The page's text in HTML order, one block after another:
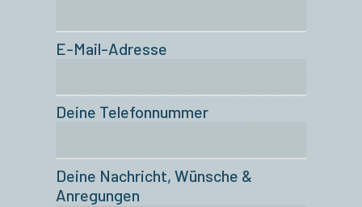
E-Mail-Adresse
Deine Telefonnummer
Deine Nachricht, Wünsche &
Anregungen